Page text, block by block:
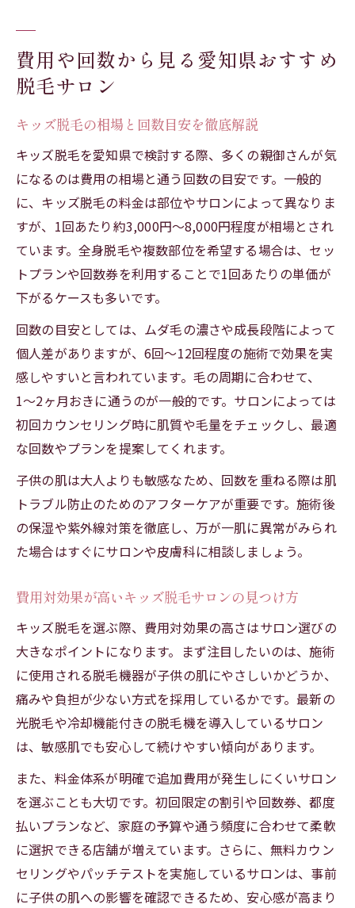
費用や回数から見る愛知県おすすめ
脱毛サロン
キッズ脱毛の相場と回数目安を徹底解説
キッズ脱毛を愛知県で検討する際、多くの親御さんが気
になるのは費用の相場と通う回数の目安です。一般的
に、キッズ脱毛の料金は部位やサロンによって異なりま
すが、1回あたり約3,000円〜8,000円程度が相場とされ
ています。全身脱毛や複数部位を希望する場合は、セッ
トプランや回数券を利用することで1回あたりの単価が
下がるケースも多いです。
回数の目安としては、ムダ毛の濃さや成長段階によって
個人差がありますが、6回〜12回程度の施術で効果を実
感しやすいと言われています。毛の周期に合わせて、
1〜2ヶ月おきに通うのが一般的です。サロンによっては
初回カウンセリング時に肌質や毛量をチェックし、最適
な回数やプランを提案してくれます。
子供の肌は大人よりも敏感なため、回数を重ねる際は肌
トラブル防止のためのアフターケアが重要です。施術後
の保湿や紫外線対策を徹底し、万が一肌に異常がみられ
た場合はすぐにサロンや皮膚科に相談しましょう。
費用対効果が高いキッズ脱毛サロンの見つけ方
キッズ脱毛を選ぶ際、費用対効果の高さはサロン選びの
大きなポイントになります。まず注目したいのは、施術
に使用される脱毛機器が子供の肌にやさしいかどうか、
痛みや負担が少ない方式を採用しているかです。最新の
光脱毛や冷却機能付きの脱毛機を導入しているサロン
は、敏感肌でも安心して続けやすい傾向があります。
また、料金体系が明確で追加費用が発生しにくいサロン
を選ぶことも大切です。初回限定の割引や回数券、都度
払いプランなど、家庭の予算や通う頻度に合わせて柔軟
に選択できる店舗が増えています。さらに、無料カウン
セリングやパッチテストを実施しているサロンは、事前
に子供の肌への影響を確認できるため、安心感が高まり